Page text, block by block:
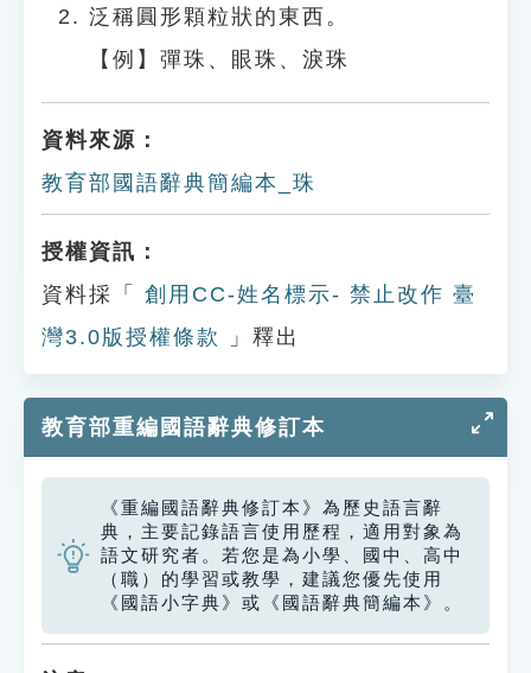
泛稱圓形顆粒狀的東西。
【例】彈珠、眼珠、淚珠
資料來源：
教育部國語辭典簡編本_珠
授權資訊：
資料採「
創用CC-姓名標示- 禁止改作 臺
灣3.0版授權條款
」釋出
教育部重編國語辭典修訂本
《重編國語辭典修訂本》為歷史語言辭
典，主要記錄語言使用歷程，適用對象為
語文研究者。若您是為小學、國中、高中
（職）的學習或教學，建議您優先使用
《國語小字典》或《國語辭典簡編本》。